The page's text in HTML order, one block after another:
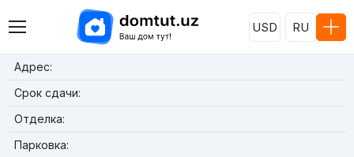
USD RU
Адрес:
Срок сдачи:
Отделка:
Парковка: